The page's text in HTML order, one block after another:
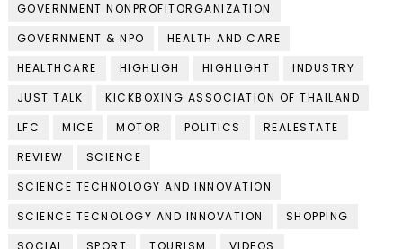
GOVERNMENT NONPROFITORGANIZATION
GOVERNMENT & NPO
HEALTH AND CARE
HEALTHCARE
HIGHLIGH HIGHLIGHT
INDUSTRY
JUST TALK
KICKBOXING ASSOCIATION OF THAILAND
LFC
MICE MOTOR POLITICS
REALESTATE
REVIEW
SCIENCE
SCIENCE TECHNOLOGY AND INNOVATION
SCIENCE TECNOLOGY AND INNOVATION
SHOPPING
SOCIAL
SPORT TOURISM VIDEOS